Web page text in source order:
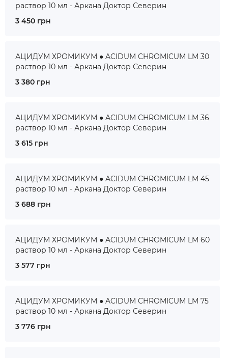
раствор 10 мл - Аркана Доктор Северин
3 450 грн
АЦИДУМ ХРОМИКУМ ● ACIDUM CHROMICUM LM 30
раствор 10 мл - Аркана Доктор Северин
3 380 грн
АЦИДУМ ХРОМИКУМ ● ACIDUM CHROMICUM LM 36
раствор 10 мл - Аркана Доктор Северин
3 615 грн
АЦИДУМ ХРОМИКУМ ● ACIDUM CHROMICUM LM 45
раствор 10 мл - Аркана Доктор Северин
3 688 грн
АЦИДУМ ХРОМИКУМ ● ACIDUM CHROMICUM LM 60
раствор 10 мл - Аркана Доктор Северин
3 577 грн
АЦИДУМ ХРОМИКУМ ● ACIDUM CHROMICUM LM 75
раствор 10 мл - Аркана Доктор Северин
3 776 грн